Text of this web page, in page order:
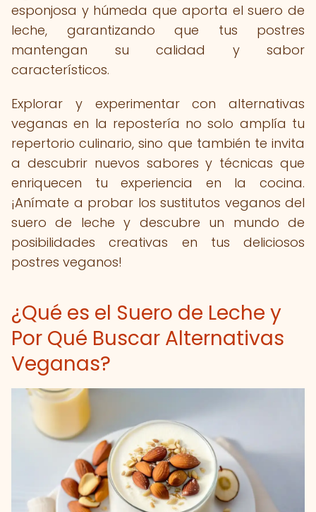
esponjosa y húmeda que aporta el suero de
leche, garantizando que tus postres
mantengan su calidad y sabor
característicos.
Explorar y experimentar con alternativas
veganas en la repostería no solo amplía tu
repertorio culinario, sino que también te invita
a descubrir nuevos sabores y técnicas que
enriquecen tu experiencia en la cocina.
¡Anímate a probar los sustitutos veganos del
suero de leche y descubre un mundo de
posibilidades creativas en tus deliciosos
postres veganos!
¿Qué es el Suero de Leche y
Por Qué Buscar Alternativas
Veganas?